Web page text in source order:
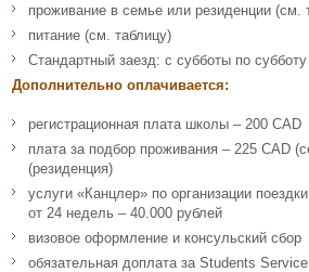
проживание в семье или резиденции (см.
питание (см. таблицу)
Стандартный заезд: с субботы по субботу
Дополнительно оплачивается:
регистрационная плата школы – 200 CAD
плата за подбор проживания – 225 CAD
(резиденция)
услуги «Канцлер» по организации
от 24 недель – 40.000 рублей
визовое оформление и консульский сбор
обязательная доплата за Students